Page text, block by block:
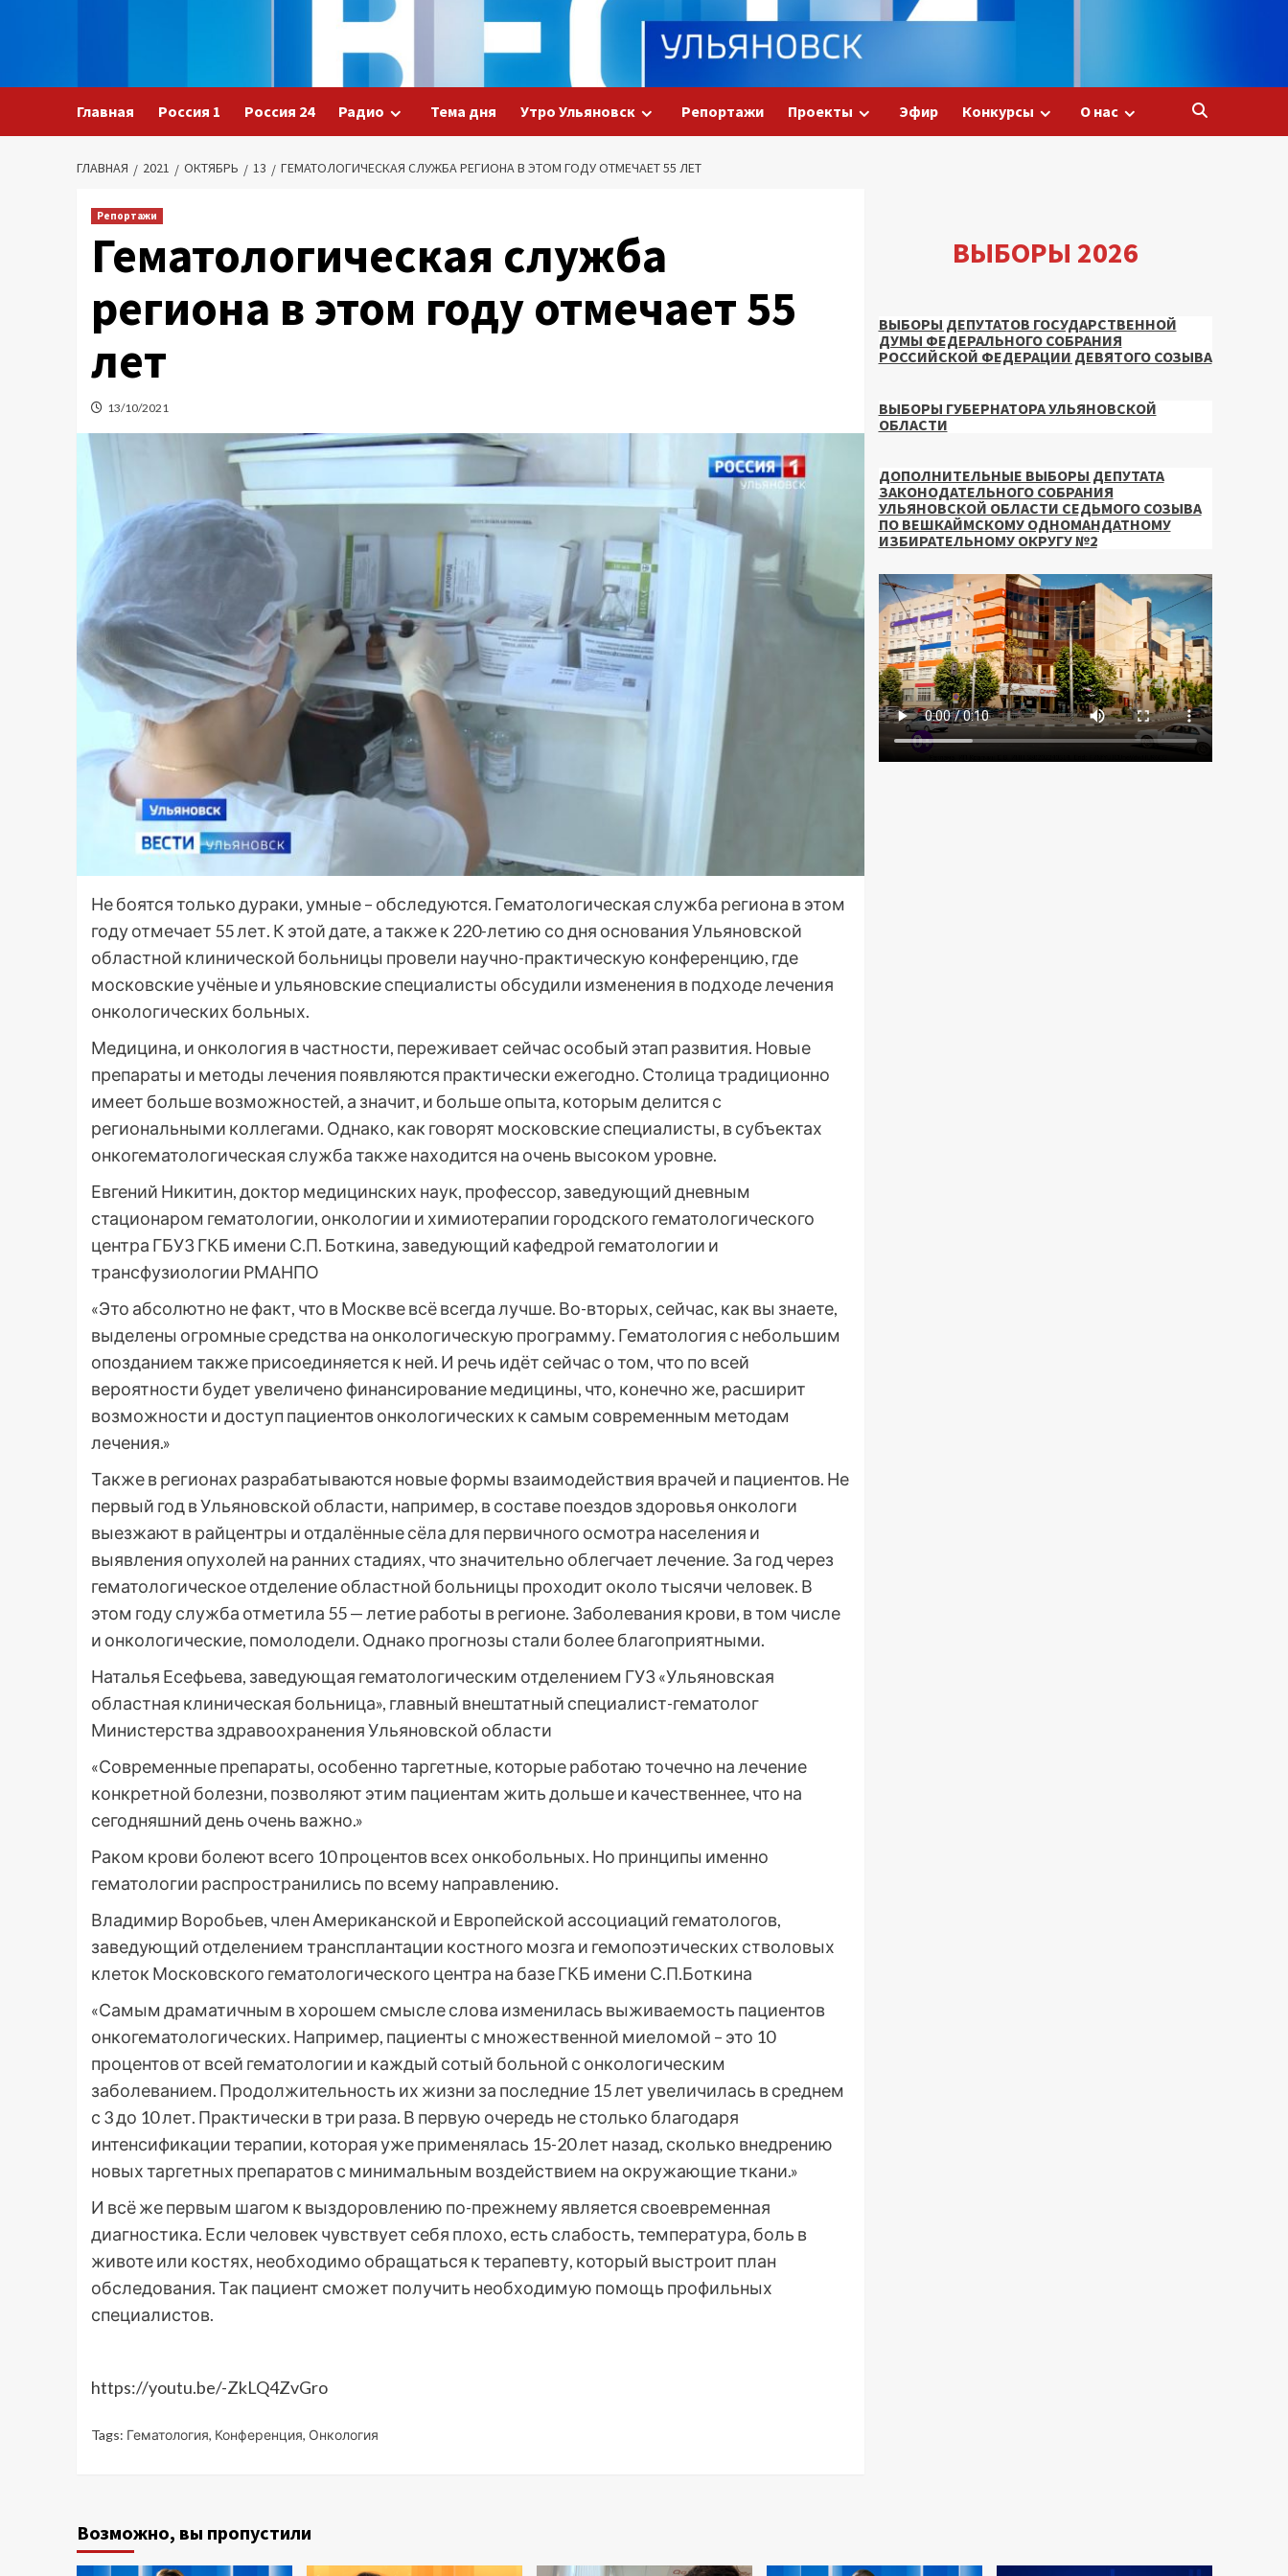
Главная Россия 1 Россия 24 Радио Тема дня Утро Ульяновск Репортажи Проекты Эфир Конкурсы О нас
ГЛАВНАЯ 2021 ОКТЯБРЬ 13 ГЕМАТОЛОГИЧЕСКАЯ СЛУЖБА РЕГИОНА В ЭТОМ ГОДУ ОТМЕЧАЕТ 55 ЛЕТ
Репортажи
Гематологическая служба
региона в этом году отмечает 55
лет
13/10/2021
Не боятся только дураки, умные – обследуются. Гематологическая служба региона в этом
году отмечает 55 лет. К этой дате, а также к 220-летию со дня основания Ульяновской
областной клинической больницы провели научно-практическую конференцию, где
московские учёные и ульяновские специалисты обсудили изменения в подходе лечения
онкологических больных.
Медицина, и онкология в частности, переживает сейчас особый этап развития. Новые
препараты и методы лечения появляются практически ежегодно. Столица традиционно
имеет больше возможностей, а значит, и больше опыта, которым делится с
региональными коллегами. Однако, как говорят московские специалисты, в субъектах
онкогематологическая служба также находится на очень высоком уровне.
Евгений Никитин, доктор медицинских наук, профессор, заведующий дневным
стационаром гематологии, онкологии и химиотерапии городского гематологического
центра ГБУЗ ГКБ имени С.П. Боткина, заведующий кафедрой гематологии и
трансфузиологии РМАНПО
«Это абсолютно не факт, что в Москве всё всегда лучше. Во-вторых, сейчас, как вы знаете,
выделены огромные средства на онкологическую программу. Гематология с небольшим
опозданием также присоединяется к ней. И речь идёт сейчас о том, что по всей
вероятности будет увеличено финансирование медицины, что, конечно же, расширит
возможности и доступ пациентов онкологических к самым современным методам
лечения.»
Также в регионах разрабатываются новые формы взаимодействия врачей и пациентов. Не
первый год в Ульяновской области, например, в составе поездов здоровья онкологи
выезжают в райцентры и отдалённые сёла для первичного осмотра населения и
выявления опухолей на ранних стадиях, что значительно облегчает лечение. За год через
гематологическое отделение областной больницы проходит около тысячи человек. В
этом году служба отметила 55 — летие работы в регионе. Заболевания крови, в том числе
и онкологические, помолодели. Однако прогнозы стали более благоприятными.
Наталья Есефьева, заведующая гематологическим отделением ГУЗ «Ульяновская
областная клиническая больница», главный внештатный специалист-гематолог
Министерства здравоохранения Ульяновской области
«Современные препараты, особенно таргетные, которые работаю точечно на лечение
конкретной болезни, позволяют этим пациентам жить дольше и качественнее, что на
сегодняшний день очень важно.»
Раком крови болеют всего 10 процентов всех онкобольных. Но принципы именно
гематологии распространились по всему направлению.
Владимир Воробьев, член Американской и Европейской ассоциаций гематологов,
заведующий отделением трансплантации костного мозга и гемопоэтических стволовых
клеток Московского гематологического центра на базе ГКБ имени С.П.Боткина
«Самым драматичным в хорошем смысле слова изменилась выживаемость пациентов
онкогематологических. Например, пациенты с множественной миеломой – это 10
процентов от всей гематологии и каждый сотый больной с онкологическим
заболеванием. Продолжительность их жизни за последние 15 лет увеличилась в среднем
с 3 до 10 лет. Практически в три раза. В первую очередь не столько благодаря
интенсификации терапии, которая уже применялась 15-20 лет назад, сколько внедрению
новых таргетных препаратов с минимальным воздействием на окружающие ткани.»
И всё же первым шагом к выздоровлению по-прежнему является своевременная
диагностика. Если человек чувствует себя плохо, есть слабость, температура, боль в
животе или костях, необходимо обращаться к терапевту, который выстроит план
обследования. Так пациент сможет получить необходимую помощь профильных
специалистов.
https://youtu.be/-ZkLQ4ZvGro
Tags: Гематология, Конференция, Онкология
ВЫБОРЫ 2026
ВЫБОРЫ ДЕПУТАТОВ ГОСУДАРСТВЕННОЙ
ДУМЫ ФЕДЕРАЛЬНОГО СОБРАНИЯ
РОССИЙСКОЙ ФЕДЕРАЦИИ ДЕВЯТОГО СОЗЫВА
ВЫБОРЫ ГУБЕРНАТОРА УЛЬЯНОВСКОЙ
ОБЛАСТИ
ДОПОЛНИТЕЛЬНЫЕ ВЫБОРЫ ДЕПУТАТА
ЗАКОНОДАТЕЛЬНОГО СОБРАНИЯ
УЛЬЯНОВСКОЙ ОБЛАСТИ СЕДЬМОГО СОЗЫВА
ПО ВЕШКАЙМСКОМУ ОДНОМАНДАТНОМУ
ИЗБИРАТЕЛЬНОМУ ОКРУГУ №2
Возможно, вы пропустили